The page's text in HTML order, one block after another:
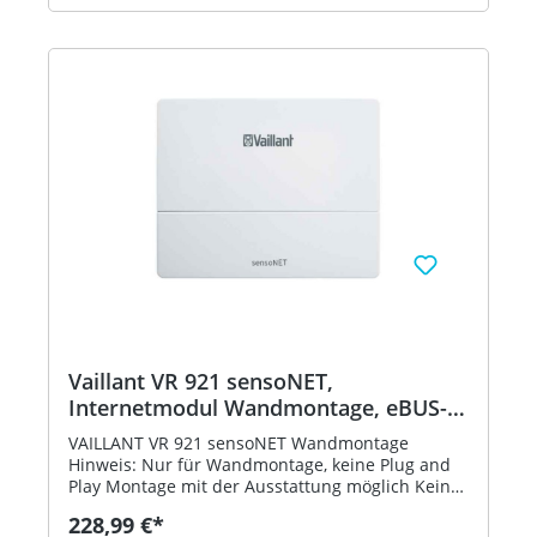
Repeater VR 52 Reichweitenerweiterung der
Vaillant VR 921 sensoNET,
Internetmodul Wandmontage, eBUS-
Schnittstelle 0020260962
VAILLANT VR 921 sensoNET Wandmontage
Hinweis: Nur für Wandmontage, keine Plug and
Play Montage mit der Ausstattung möglich Kein
enthalten Produktausstattung App-Bedienung
228,99 €*